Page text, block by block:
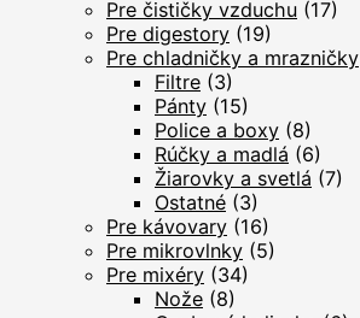
Pre čističky vzduchu (17)
Pre digestory (19)
Pre chladničky a mrazničky
Filtre (3)
Pánty (15)
Police a boxy (8)
Rúčky a madlá (6)
Žiarovky a svetlá (7)
Ostatné (3)
Pre kávovary (16)
Pre mikrovlnky (5)
Pre mixéry (34)
Nože (8)